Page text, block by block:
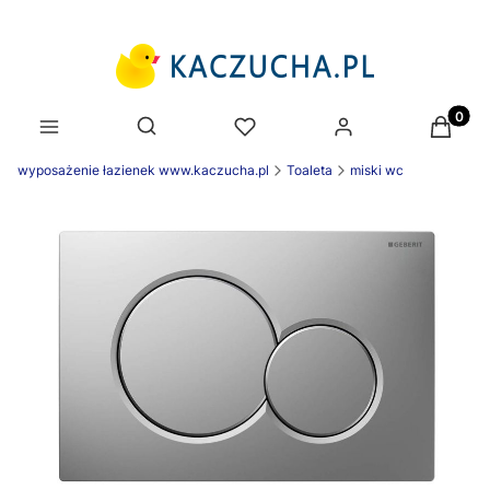
Otwórz wyszukiwarkę
wyposażenie łazienek www.kaczucha.pl Toaleta miski wc